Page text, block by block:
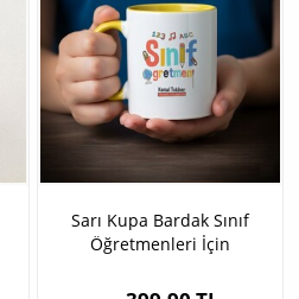
Sarı Kupa Bardak Sınıf
Öğretmenleri İçin